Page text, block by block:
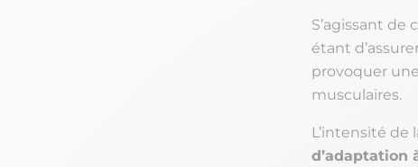
S’agissant de
étant
provoquer
musculaires.
L’intensité
d’adaptation